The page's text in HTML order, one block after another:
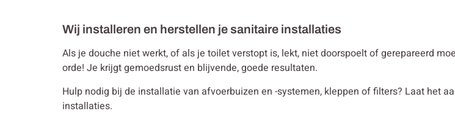
Wij installeren en herstellen je sanitaire installaties
Als je douche niet werkt, of als je toilet verstopt is, lekt, niet doorspoelt of gerepareerd
orde! Je krijgt gemoedsrust en blijvende, goede resultaten.
Hulp nodig bij de installatie van afvoerbuizen en -systemen, kleppen of filters? Laat het
installaties.